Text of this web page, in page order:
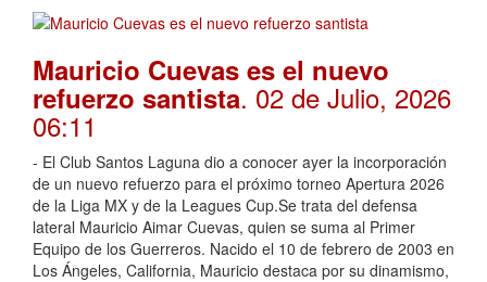
Mauricio Cuevas es el nuevo
refuerzo santista. 02 de Julio, 2026
06:11
- El Club Santos Laguna dio a conocer ayer la incorporación
de un nuevo refuerzo para el próximo torneo Apertura 2026
de la Liga MX y de la Leagues Cup.Se trata del defensa
lateral Mauricio Aimar Cuevas, quien se suma al Primer
Equipo de los Guerreros. Nacido el 10 de febrero de 2003 en
Los Ángeles, California, Mauricio destaca por su dinamismo,